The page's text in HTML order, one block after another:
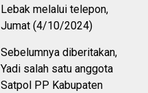
Lebak melalui telepon,
Jumat (4/10/2024)
Sebelumnya diberitakan,
Yadi salah satu anggota
Satpol PP Kabupaten